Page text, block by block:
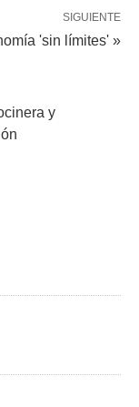
SIGUIENTE
'sin límites' »
y